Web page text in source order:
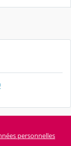
personnelles